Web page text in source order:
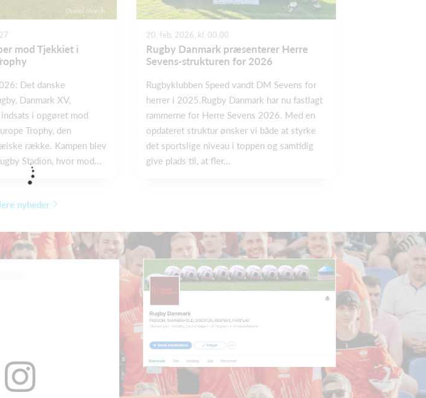
mod Tjekkiet i
Det danske
Danmark XV,
i opgøret mod
Trophy, den
række. Kampen blev
Stadion, hvor mod...
20. feb. 2026, kl. 00.00
Rugby Danmark præsenterer Herre
Sevens-strukturen for 2026
Rugbyklubben Speed vandt DM Sevens for
herrer i 2025.Rugby Danmark har nu fastlagt
rammerne for Herre Sevens 2026. Med en
opdateret struktur ønsker vi både at styrke
det sportslige niveau i toppen og samtidig
give plads til, at fler...
nyheder